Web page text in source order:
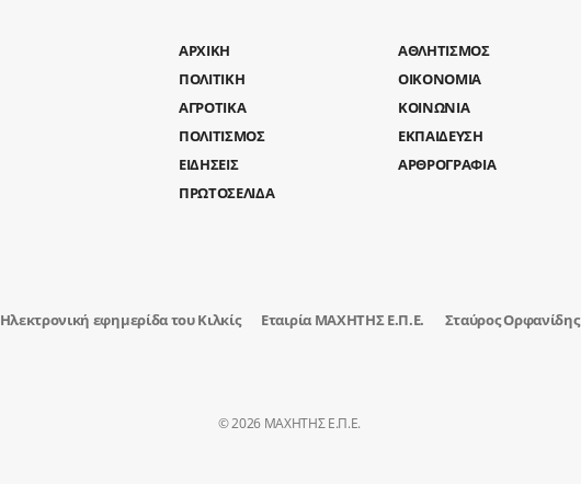
AΡΧΙΚΗ
ΑΘΛΗΤΙΣΜΟΣ
ΠΟΛΙΤΙΚΗ
ΟΙΚΟΝΟΜΙΑ
ΑΓΡΟΤΙΚΑ
ΚΟΙΝΩΝΙΑ
ΠΟΛΙΤΙΣΜΟΣ
ΕΚΠΑΙΔΕΥΣΗ
ΕΙΔΗΣΕΙΣ
ΑΡΘΡΟΓΡΑΦΙΑ
ΠΡΩΤΟΣΕΛΙΔΑ
Ηλεκτρονική εφημερίδα του Κιλκίς Εταιρία ΜΑΧΗΤΗΣ Ε.Π.Ε. Σταύρος Ορφανίδης
© 2026 ΜΑΧΗΤΗΣ Ε.Π.Ε.